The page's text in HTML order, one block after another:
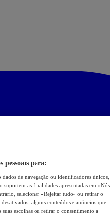
pessoais para:
dados de navegação ou identificadores únicos,
as finalidades apresentadas em «Nós
selecionar «Rejeitar tudo» ou retirar o
alguns conteúdos e anúncios que
escolhas ou retirar o consentimento a